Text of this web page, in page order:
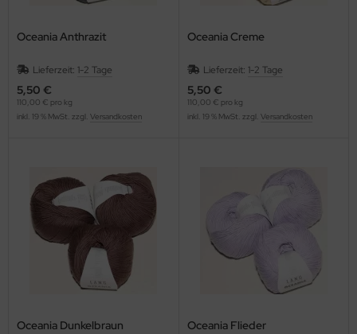
Oceania Anthrazit
Lieferzeit: 1-2 Tage
5,50 €
110,00 € pro kg
inkl. 19 % MwSt. zzgl. Versandkosten
Oceania Creme
Lieferzeit: 1-2 Tage
5,50 €
110,00 € pro kg
inkl. 19 % MwSt. zzgl. Versandkosten
Oceania Dunkelbraun Oceania Flieder